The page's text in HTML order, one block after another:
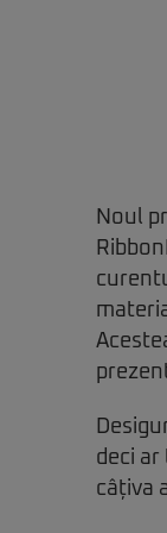
Noul
deci
câțiva